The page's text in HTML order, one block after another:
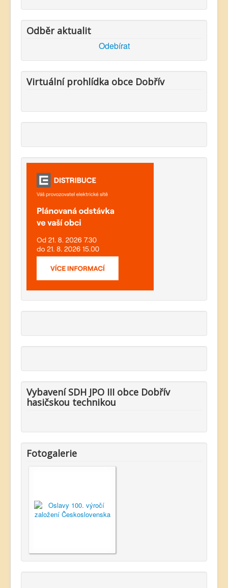
Odběr aktualit
Odebírat
Virtuální prohlídka obce Dobřív
Vybavení SDH JPO III obce Dobřív
hasičskou technikou
Fotogalerie